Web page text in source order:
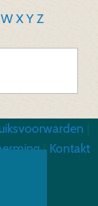
W XY Z
| Kontakt